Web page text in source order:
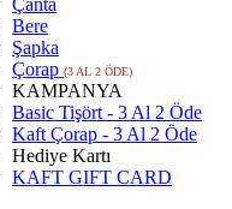
Çanta
Bere
Şapka
Çorap (3 AL 2 ÖDE)
KAMPANYA
Basic Tişört - 3 Al 2 Öde
Kaft Çorap - 3 Al 2 Öde
Hediye Kartı
KAFT GIFT CARD